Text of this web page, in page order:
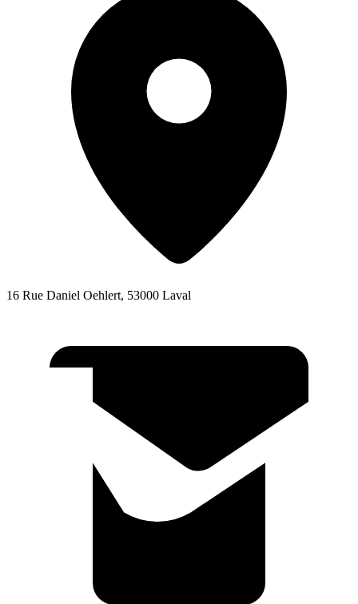
16 Rue Daniel Oehlert, 53000 Laval